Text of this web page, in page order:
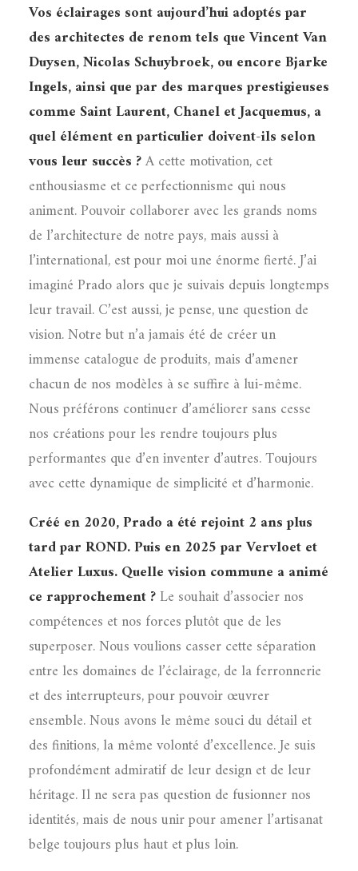
Vos éclairages sont aujourd’hui adoptés par
des architectes de renom tels que Vincent Van
Duysen, Nicolas Schuybroek, ou encore Bjarke
Ingels, ainsi que par des marques prestigieuses
comme Saint Laurent, Chanel et Jacquemus, a
quel élément en particulier doivent-ils selon
vous leur succès ?A cette motivation, cet
enthousiasme et ce perfectionnisme qui nous
animent. Pouvoir collaborer avec les grands noms
de l’architecture de notre pays, mais aussi à
l’international, est pour moi une énorme fierté. J’ai
imaginé Prado alors que je suivais depuis longtemps
leur travail. C’est aussi, je pense, une question de
vision. Notre but n’a jamais été de créer un
immense catalogue de produits, mais d’amener
chacun de nos modèles à se suffire à lui-même.
Nous préférons continuer d’améliorer sans cesse
nos créations pour les rendre toujours plus
performantes que d’en inventer d’autres. Toujours
avec cette dynamique de simplicité et d’harmonie.
Créé en 2020, Prado a été rejoint 2 ans plus
tard par ROND. Puis en 2025 par Vervloet et
Atelier Luxus. Quelle vision commune a animé
ce rapprochement ?Le souhait d’associer nos
compétences et nos forces plutôt que de les
superposer. Nous voulions casser cette séparation
entre les domaines de l’éclairage, de la ferronnerie
et des interrupteurs, pour pouvoir œuvrer
ensemble. Nous avons le même souci du détail et
des finitions, la même volonté d’excellence. Je suis
profondément admiratif de leur design et de leur
héritage. Il ne sera pas question de fusionner nos
identités, mais de nous unir pour amener l’artisanat
belge toujours plus haut et plus loin.